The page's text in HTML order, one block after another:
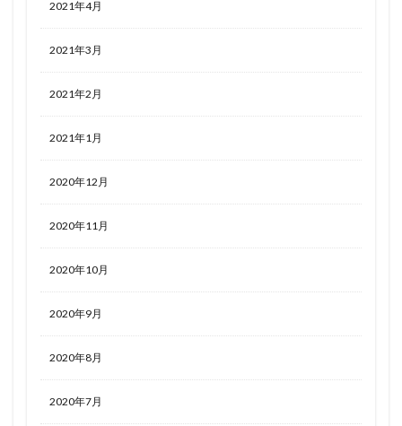
2021年4月
2021年3月
2021年2月
2021年1月
2020年12月
2020年11月
2020年10月
2020年9月
2020年8月
2020年7月